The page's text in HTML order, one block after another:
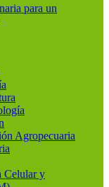
para un
Agropecuaria
Celular y